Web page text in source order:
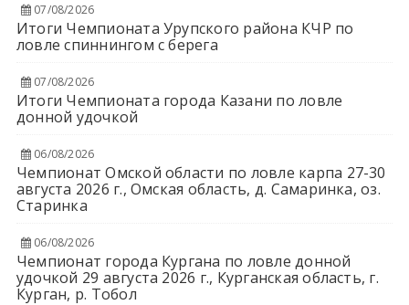
07/08/2026
Итоги Чемпионата Урупского района КЧР по
ловле спиннингом с берега
07/08/2026
Итоги Чемпионата города Казани по ловле
донной удочкой
06/08/2026
Чемпионат Омской области по ловле карпа 27-30
августа 2026 г., Омская область, д. Самаринка, оз.
Старинка
06/08/2026
Чемпионат города Кургана по ловле донной
удочкой 29 августа 2026 г., Курганская область, г.
Курган, р. Тобол